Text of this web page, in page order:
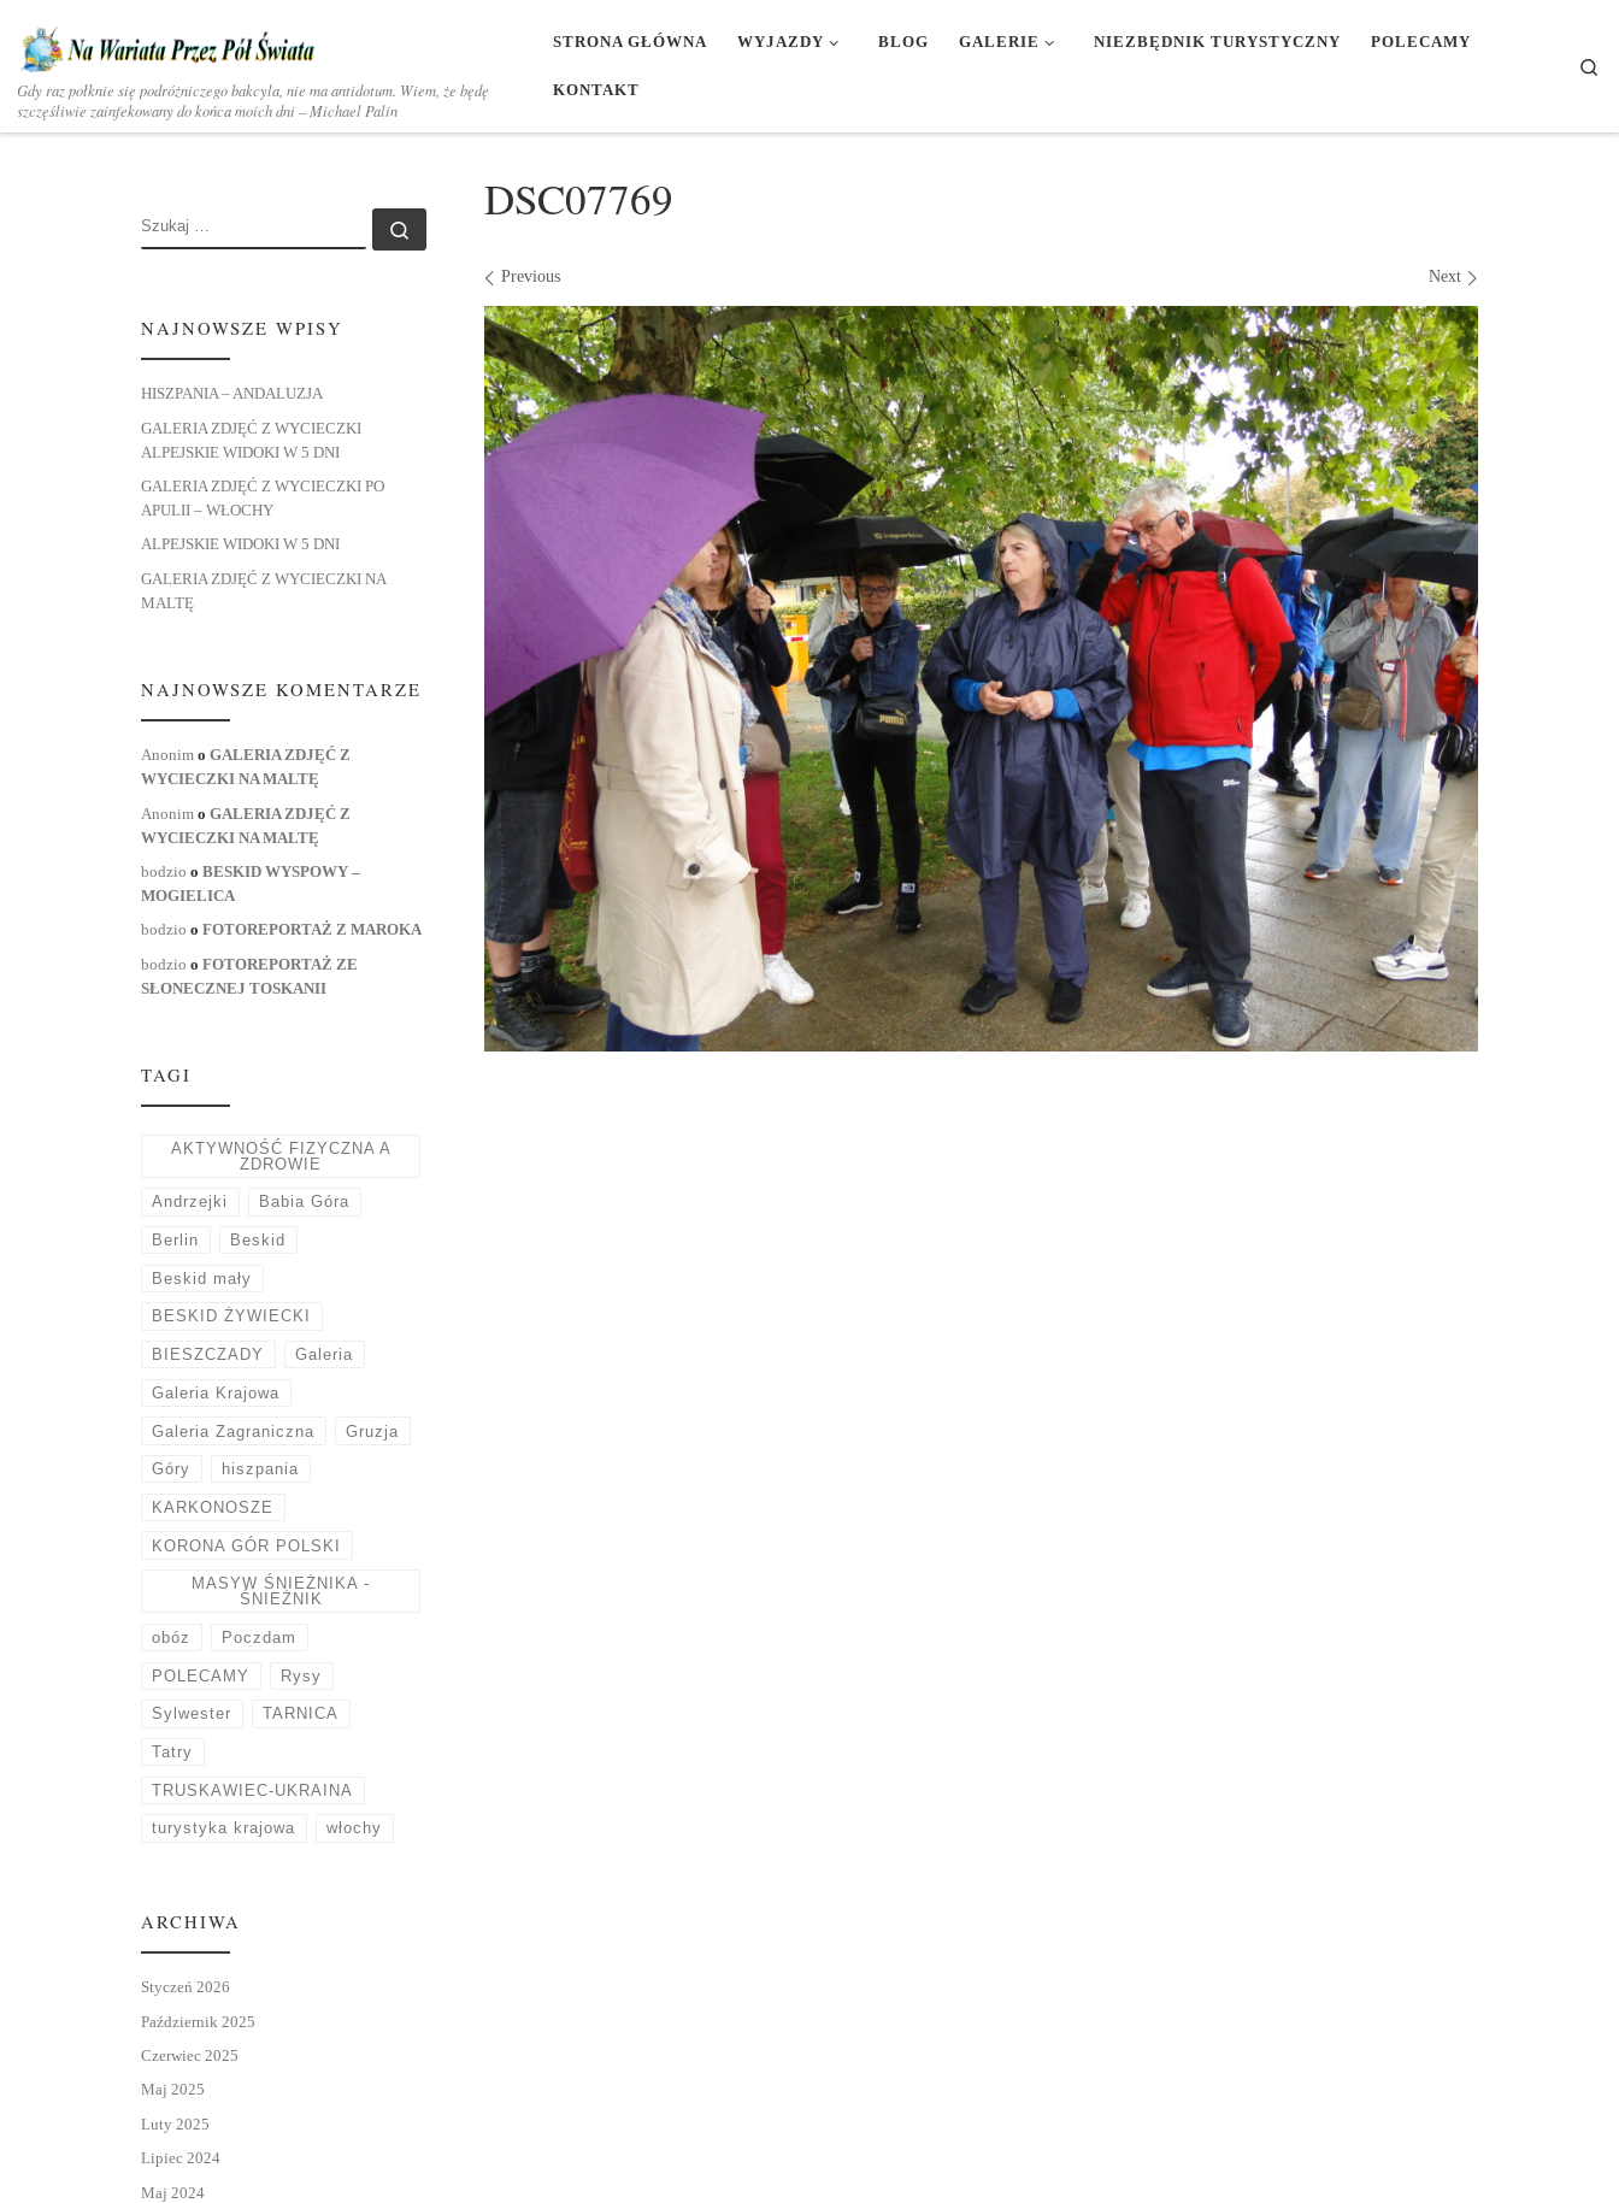
Skip to content
Gdy raz połknie się podróżniczego bakcyla, nie ma antidotum. Wiem, że będę
szczęśliwie zainfekowany do końca moich dni – Michael Palin
STRONA GŁÓWNA WYJAZDY BLOG GALERIE NIEZBĘDNIK TURYSTYCZNY POLECAMY
KONTAKT
DSC07769
Images navigation
Previous Next
SZUKAJ
NAJNOWSZE WPISY
HISZPANIA – ANDALUZJA
GALERIA ZDJĘĆ Z WYCIECZKI
ALPEJSKIE WIDOKI W 5 DNI
GALERIA ZDJĘĆ Z WYCIECZKI PO
APULII – WŁOCHY
ALPEJSKIE WIDOKI W 5 DNI
GALERIA ZDJĘĆ Z WYCIECZKI NA
MALTĘ
NAJNOWSZE KOMENTARZE
Anonim o GALERIA ZDJĘĆ Z
WYCIECZKI NA MALTĘ
Anonim o GALERIA ZDJĘĆ Z
WYCIECZKI NA MALTĘ
bodzio o BESKID WYSPOWY –
MOGIELICA
bodzio o FOTOREPORTAŻ Z MAROKA
bodzio o FOTOREPORTAŻ ZE
SŁONECZNEJ TOSKANII
TAGI
AKTYWNOŚĆ FIZYCZNA A
ZDROWIE
Andrzejki Babia Góra
Berlin Beskid
Beskid mały
BESKID ŻYWIECKI
BIESZCZADY Galeria
Galeria Krajowa
Galeria Zagraniczna Gruzja
Góry hiszpania
KARKONOSZE
KORONA GÓR POLSKI
MASYW ŚNIEŻNIKA -
ŚNIEŻNIK
obóz Poczdam
POLECAMY Rysy
Sylwester TARNICA
Tatry
TRUSKAWIEC-UKRAINA
turystyka krajowa włochy
ARCHIWA
Styczeń 2026
Październik 2025
Czerwiec 2025
Maj 2025
Luty 2025
Lipiec 2024
Maj 2024